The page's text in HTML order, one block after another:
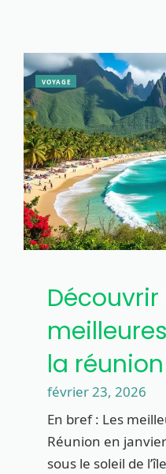
VOYAGE
Découvrir
la
février 23, 2026
En bref : Les
Réunion en
sous le soleil de